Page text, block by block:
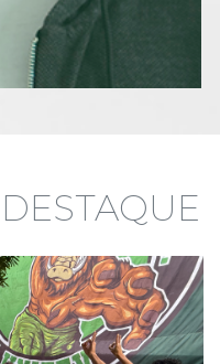
DESTAQUE